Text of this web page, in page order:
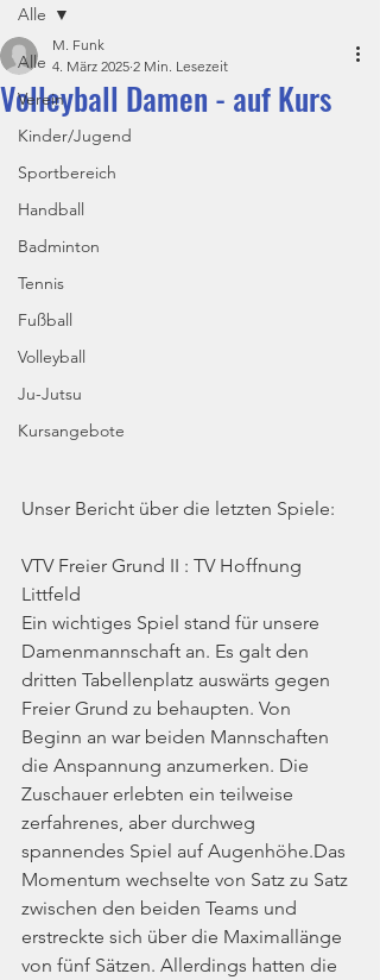
Alle
Verein
Kinder/Jugend
Sportbereich
Handball
Badminton
Tennis
Fußball
Volleyball
Ju-Jutsu
Kursangebote
Alle
Volleyball Damen - auf Kurs
M. Funk
4. März 2025 2 Min. Lesezeit
Unser Bericht über die letzten Spiele:
VTV Freier Grund II : TV Hoffnung
Littfeld
Ein wichtiges Spiel stand für unsere
Damenmannschaft an. Es galt den
dritten Tabellenplatz auswärts gegen
Freier Grund zu behaupten. Von
Beginn an war beiden Mannschaften
die Anspannung anzumerken. Die
Zuschauer erlebten ein teilweise
zerfahrenes, aber durchweg
spannendes Spiel auf Augenhöhe.Das
Momentum wechselte von Satz zu Satz
zwischen den beiden Teams und
erstreckte sich über die Maximallänge
von fünf Sätzen. Allerdings hatten die